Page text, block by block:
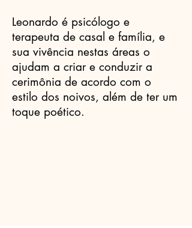
Leonardo é psicólogo e
terapeuta de casal e família, e
sua vivência nestas áreas o
ajudam a criar e conduzir a
cerimônia de acordo com o
estilo dos noivos, além de ter um
toque poético.